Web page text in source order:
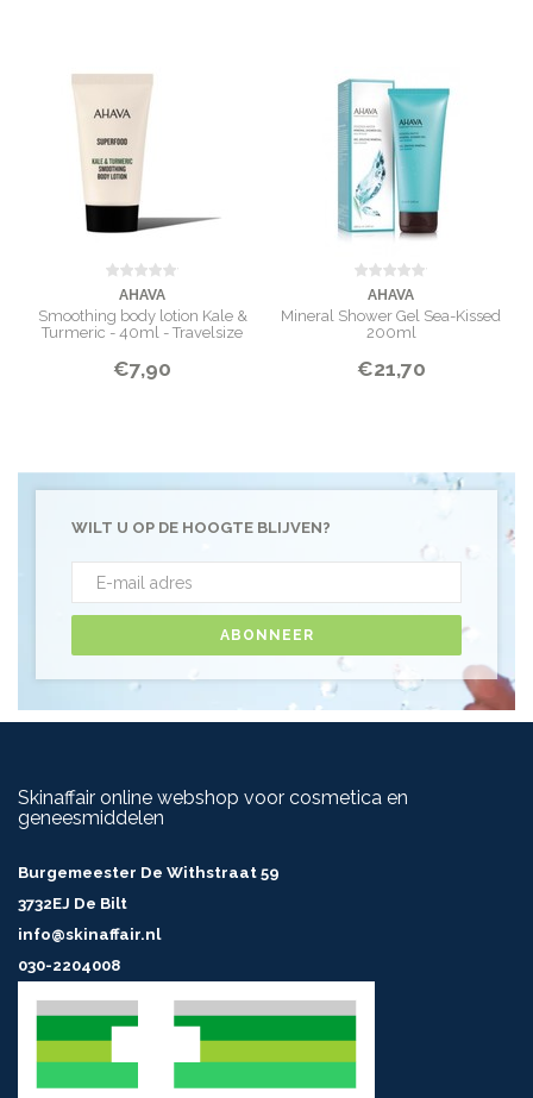
AHAVA
Smoothing body lotion Kale &
Turmeric - 40ml - Travelsize
€7,90
AHAVA
Mineral Shower Gel Sea-Kissed
200ml
€21,70
WILT U OP DE HOOGTE BLIJVEN?
ABONNEER
Skinaffair online webshop voor cosmetica en
geneesmiddelen
Burgemeester De Withstraat 59
3732EJ De Bilt
info@skinaffair.nl
030-2204008